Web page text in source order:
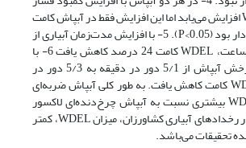
بخار اشباع، WDEL افزایش می‌یابد اما این افزایش فقط در آبپاش کامت
و در بازه زیاد معنی‌دار بود (P<0.05). 5- با افزایش مدت‌زمان آبیاری از
یک ساعت به سه ساعت، WDEL کامت 24 درصد کاهش یافت 6- با
افزایش سرعت چرخش آبپاش از 5/1 دور در دقیقه به 5/3 دور در
دقیقه %4/13، WDEL کامت کاهش یافت. به طور کلی آبپاش ضربه‌ای
کامت پتانسیل WDEL بیشتری نسبت به آبپاش چرخ‌دنده‌ای لاکسور
داشت و همچنین در رخدادهای آبیاری کشاورزان، میزان WDEL، کمتر
تحقیقات می‌باشد.